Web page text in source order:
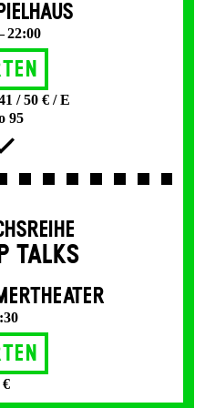
22:00
/ 50 € / E
95
TALKS
€